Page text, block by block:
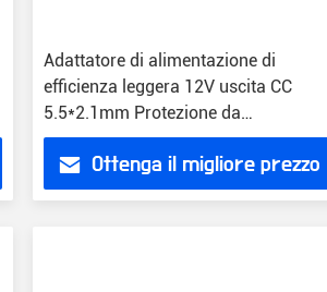
Adattatore di alimentazione di
efficienza leggera 12V uscita CC
5.5*2.1mm Protezione da
sovraccarico del connettore
Ottenga il migliore prezzo